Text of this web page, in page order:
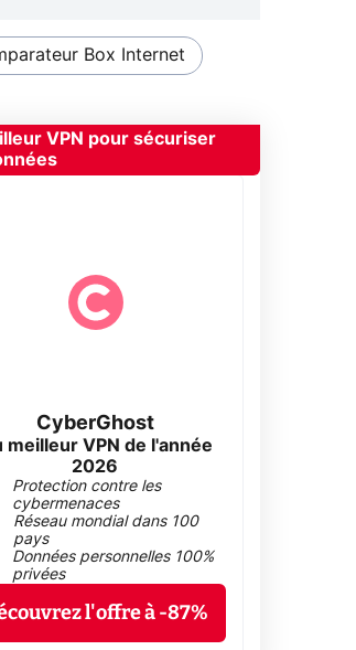
Box Internet
VPN pour sécuriser
CyberGhost
meilleur VPN de l'année
2026
Protection contre les
cybermenaces
Réseau mondial dans 100
pays
Données personnelles 100%
privées
l'offre à -87%